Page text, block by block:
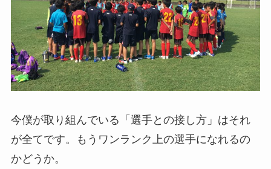
今僕が取り組んでいる「選手との接し方」はそれ
が全てです。もうワンランク上の選手になれるの
かどうか。